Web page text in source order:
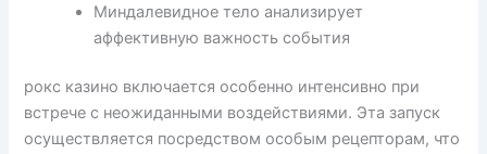
Миндалевидное тело анализирует
аффективную важность события
рокс казино включается особенно интенсивно при
встрече с неожиданными воздействиями. Эта запуск
осуществляется посредством особым рецепторам, что